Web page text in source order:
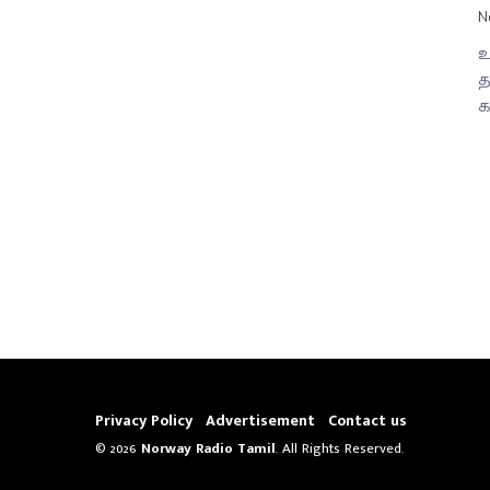
Privacy Policy Advertisement Contact us
© 2026 Norway Radio Tamil. All Rights Reserved.